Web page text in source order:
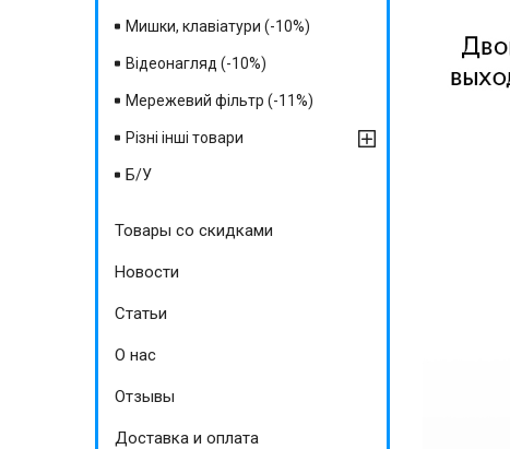
Мишки, клавіатури (-10%)
Відеонагляд (-10%)
Мережевий фільтр (-11%)
Різні інші товари
Б/У
Товары со скидками
Новости
Статьи
О нас
Отзывы
Доставка и оплата